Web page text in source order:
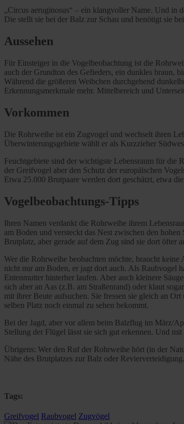
„Circus aeruginosus“ – ein klangvoller Name. Und in
Die stellt sie bei der Balz zur Schau und benötigt sie
Aussehen
Für Einsteiger in die Vogelbeobachtung ist die
auch der Grundton des Gefieders, ein dunkles braun,
Während die größeren Weibchen durchgehend
Erkennungsmerkmale mehr. Mittelbereich und
Vorkommen
Die Rohrweihe ist ein Zugvogel und wechselt ihren
Überwinterungsgebiete wählt er als Kurzzieher
Feuchtgebiete sind der wichtigste Lebensraum für die
der Greifvogel aber den Schutz der europäischen
Etwa 25.000 Brutpaare werden dort geschätzt, etwa
Vogelbeobachtungs-Tipps
Ihren Namen verdankt die Rohrweihe ihrem
am Boden und versteckt das Nest zwischen den
Brutplatz, aber gerade auf dem Zug sind sie dort öfter
Wer die Rohrweihe beobachten möchte, braucht
nicht nur am Boden, er jagt dort auch. Als Raubvogel
Entenmutter hinterher laufen. Aber auch kleinere
sich aber an Aas (z.B. am Straßenrand) oder klaut
mit ihrer Beute aufsuchen. Sie fressen sie gleich an
selben Platz noch einmal zu sehen bekommt.
Bei der Jagd, aber vor allem beim Balzflug im März/
Stellung der Flügel lässt sie sich gut erkennen. Und
Übrigens: Wer den Ruf der Rohrweihe hört (in der
Nähe des Brutplatzes zur Balz oder Revierverteidigung.
Tags:
Greifvogel Raubvogel Zugvögel